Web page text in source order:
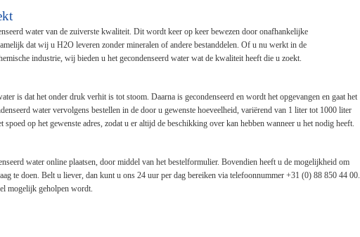
water van de zuiverste kwaliteit. Dit wordt keer op keer bewezen door onafhankelijke
dat wij u H2O leveren zonder mineralen of andere bestanddelen. Of u nu werkt in de
industrie, wij bieden u het gecondenseerd water wat de kwaliteit heeft die u zoekt.
is dat het onder druk verhit is tot stoom. Daarna is gecondenseerd en wordt het opgevangen en gaat het
water vervolgens bestellen in de door u gewenste hoeveelheid, variërend van 1 liter tot 1000 liter
op het gewenste adres, zodat u er altijd de beschikking over kan hebben wanneer u het nodig heeft.
water online plaatsen, door middel van het bestelformulier. Bovendien heeft u de mogelijkheid om
te doen. Belt u liever, dan kunt u ons 24 uur per dag bereiken via telefoonnummer +31 (0) 88 850 44 00.
mogelijk geholpen wordt.